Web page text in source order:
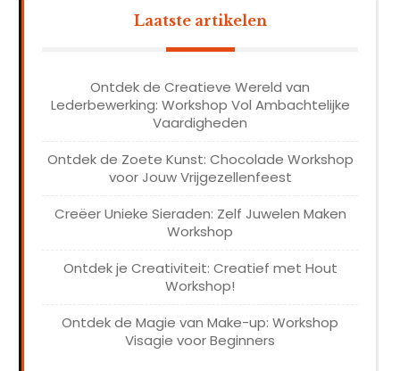
Laatste artikelen
Ontdek de Creatieve Wereld van
Lederbewerking: Workshop Vol Ambachtelijke
Vaardigheden
Ontdek de Zoete Kunst: Chocolade Workshop
voor Jouw Vrijgezellenfeest
Creëer Unieke Sieraden: Zelf Juwelen Maken
Workshop
Ontdek je Creativiteit: Creatief met Hout
Workshop!
Ontdek de Magie van Make-up: Workshop
Visagie voor Beginners